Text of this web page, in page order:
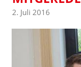
2. Juli 2016